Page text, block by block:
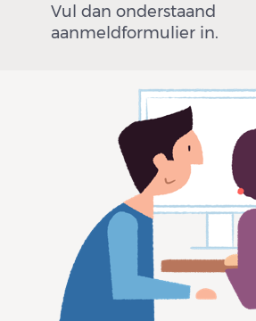
Vul dan onderstaand
aanmeldformulier in.